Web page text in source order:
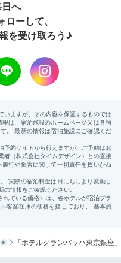
環境が良く、ス
へ
ーして、
を受け取ろう♪
「ホテルグランバッハ東京銀座